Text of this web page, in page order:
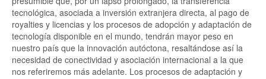
tecnológica, asociada a inversión extranjera directa, al pago de
royalties y licencias y los procesos de adopción y adaptación de
tecnología disponible en el mundo, tendrán mayor peso en
nuestro país que la innovación autóctona, resaltándose así la
necesidad de conectividad y asociación internacional a la que
nos referiremos más adelante. Los procesos de adaptación y